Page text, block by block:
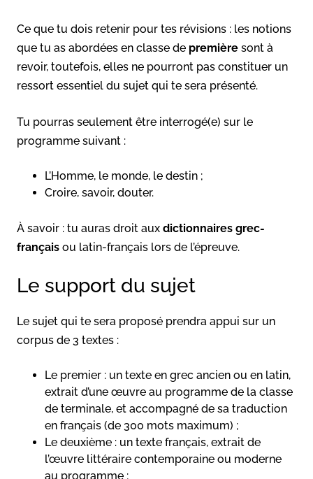
Ce que tu dois retenir pour tes révisions : les notions
que tu as abordées en classe de première sont à
revoir, toutefois, elles ne pourront pas constituer un
ressort essentiel du sujet qui te sera présenté.
Tu pourras seulement être interrogé(e) sur le
programme suivant :
L’Homme, le monde, le destin ;
Croire, savoir, douter.
À savoir : tu auras droit aux dictionnaires grec-
français ou latin-français lors de l’épreuve.
Le support du sujet
Le sujet qui te sera proposé prendra appui sur un
corpus de 3 textes :
Le premier : un texte en grec ancien ou en latin,
extrait d’une œuvre au programme de la classe
de terminale, et accompagné de sa traduction
en français (de 300 mots maximum) ;
Le deuxième : un texte français, extrait de
l’œuvre littéraire contemporaine ou moderne
au programme ;